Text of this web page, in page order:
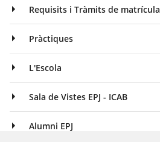
Requisits i Tràmits de matrícula
Pràctiques
L'Escola
Sala de Vistes EPJ - ICAB
Alumni EPJ